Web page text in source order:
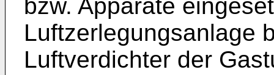
bzw. Apparate
Luftzerlegungsanlage
Luftverdichter der